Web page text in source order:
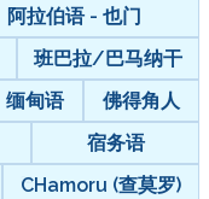
阿拉伯语 - 也门
班巴拉/巴马纳干
缅甸语
佛得角人
宿务语
CHamoru (查莫罗)